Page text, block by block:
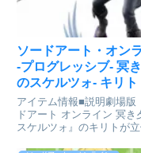
ソードアート・オン
-プログレッシブ- 冥
のスケルツォ- キリト
完成品フィギュア
[ENSOUTOYS]が予
開始
アイテム情報■説明劇場版
ドアート オンライン 冥き
スケルツォ』のキリトが